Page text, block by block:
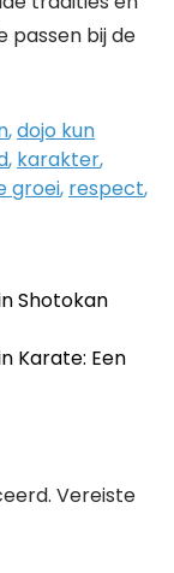
passen bij de
,dojo kun
, karakter,
groei, respect,
Shotokan
Karate: Een
Vereiste